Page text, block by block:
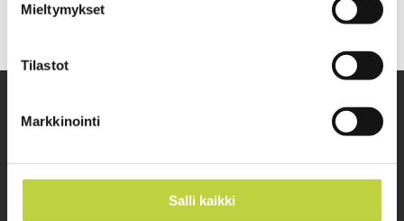
Mieltymykset
Tilastot
Markkinointi
Salli kaikki
Ympäristönhoitolaitteet
ammattilaisille